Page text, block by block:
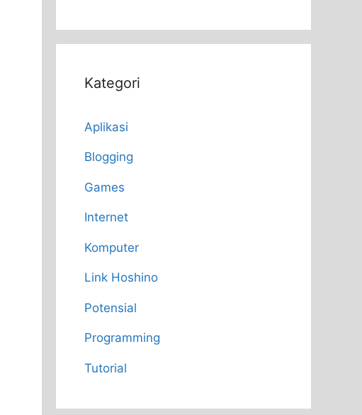
Kategori
Aplikasi
Blogging
Games
Internet
Komputer
Link Hoshino
Potensial
Programming
Tutorial